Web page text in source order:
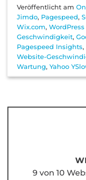
Veröffentlicht am
Jimdo, Pagespeed,
Wix.com,WordPress
Geschwindigkeit,
Pagespeed Insights,
Website-
Wartung,Yahoo
9 von 10